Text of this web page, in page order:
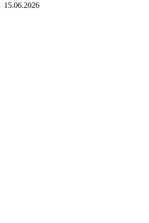
15.06.2026